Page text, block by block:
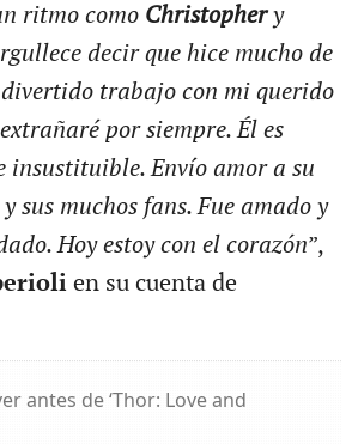
ritmo como Christophery
decir que hice mucho de
trabajo con mi querido
por siempre. Él es
insustituible. Envío amor a su
sus muchos fans. Fue amado y
Hoy estoy con el corazón”,
en su cuenta de
antes de ‘Thor: Love and